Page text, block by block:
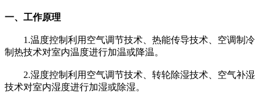
一、工作原理
1.温度控制利用空气调节技术、热能传导技术、空调制冷
制热技术对室内温度进行加温或降温。
2.湿度控制利用空气调节技术、转轮除湿技术、空气补湿
技术对室内湿度进行加湿或除湿。